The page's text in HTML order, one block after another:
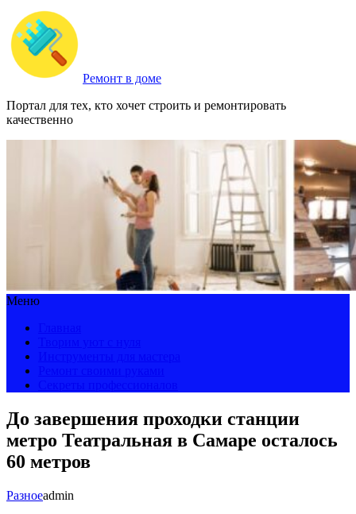
Ремонт в доме
Портал для тех, кто хочет строить и ремонтировать
качественно
Меню
До завершения проходки станции
метро Театральная в Самаре осталось
60 метров
Разноеadmin